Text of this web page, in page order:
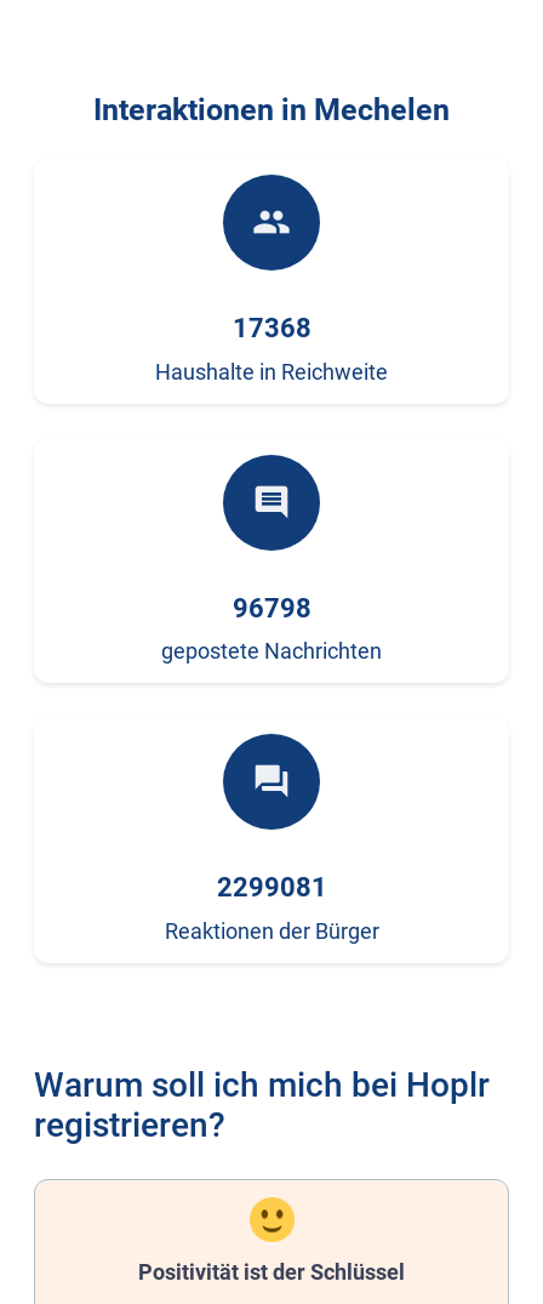
Interaktionen in Mechelen
people
17368
Haushalte in Reichweite
comment
96798
gepostete Nachrichten
forum
2299081
Reaktionen der Bürger
Warum soll ich mich bei Hoplr
registrieren?
Positivität ist der Schlüssel